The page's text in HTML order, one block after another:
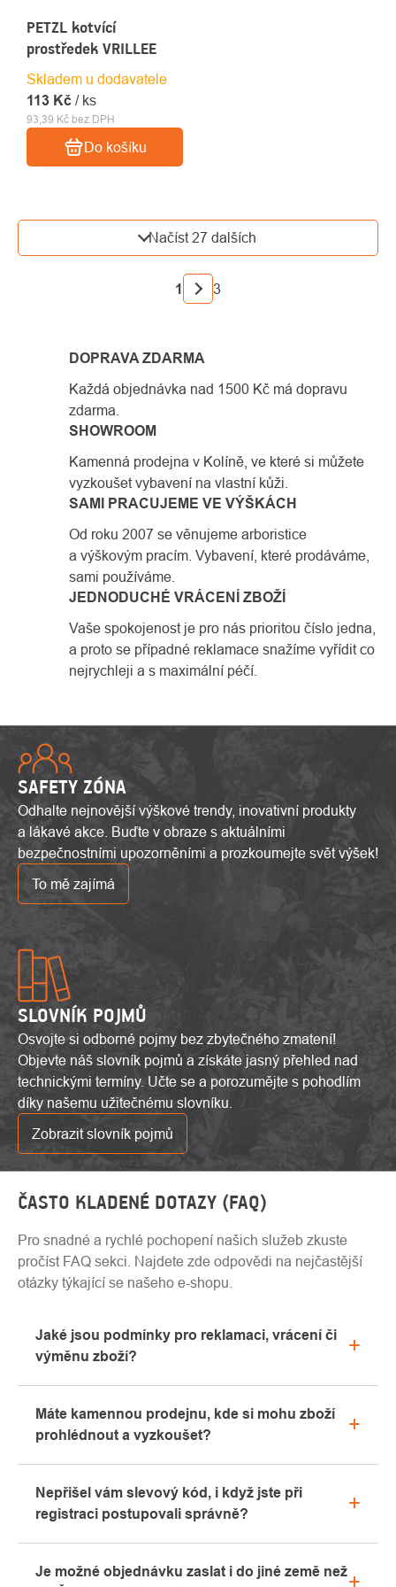
PETZL kotvící
prostředek VRILLEE
Skladem u dodavatele
93,39 Kč bez DPH
113 Kč / ks
Do košíku
OVLÁDACÍ
PRVKY
VÝPISU
Načíst 27 dalších
STRÁNKOVÁNÍ
1 3
DOPRAVA ZDARMA
Každá objednávka nad 1500 Kč má dopravu
zdarma.
SHOWROOM
Kamenná prodejna v Kolíně, ve které si můžete
vyzkoušet vybavení na vlastní kůži.
SAMI PRACUJEME VE VÝŠKÁCH
Od roku 2007 se věnujeme arboristice
a výškovým pracím. Vybavení, které prodáváme,
sami používáme.
JEDNODUCHÉ VRÁCENÍ ZBOŽÍ
Vaše spokojenost je pro nás prioritou číslo jedna,
a proto se případné reklamace snažíme vyřídit co
nejrychleji a s maximální péčí.
SAFETY ZÓNA
Odhalte nejnovější výškové trendy, inovativní produkty
a lákavé akce. Buďte v obraze s aktuálními
bezpečnostními upozorněními a prozkoumejte svět výšek!
To mě zajímá
SLOVNÍK POJMŮ
Osvojte si odborné pojmy bez zbytečného zmatení!
Objevte náš slovník pojmů a získáte jasný přehled nad
technickými termíny. Učte se a porozumějte s pohodlím
díky našemu užitečnému slovníku.
Zobrazit slovník pojmů
ČASTO KLADENÉ DOTAZY (FAQ)
Pro snadné a rychlé pochopení našich služeb zkuste
pročíst FAQ sekci. Najdete zde odpovědi na nejčastější
otázky týkající se našeho e-shopu.
Jaké jsou podmínky pro reklamaci, vrácení či
výměnu zboží?
v sekci "Vše o nákupu" nebo nás kontaktujte
emailem či telefonicky.
Máte kamennou prodejnu, kde si mohu zboží
prohlédnout a vyzkoušet?
Rádi vám zde poradíme s výběrem vhodného
vybavení, které si můžete vyzkoušet přímo v našem
showroomu.
Nepřišel vám slevový kód, i když jste při
registraci postupovali správně?
záložku „hromadné“ nebo „SPAM“, velice často zde
Je možné objednávku zaslat i do jiné země než